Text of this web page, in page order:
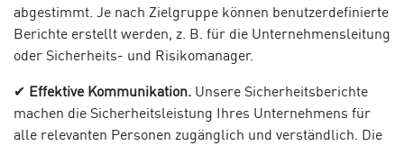
abgestimmt. Je nach Zielgruppe können benutzerdefinierte
Berichte erstellt werden, z. B. für die Unternehmensleitung
oder Sicherheits- und Risikomanager.
✔ Effektive Kommunikation. Unsere Sicherheitsberichte
machen die Sicherheitsleistung Ihres Unternehmens für
alle relevanten Personen zugänglich und verständlich. Die